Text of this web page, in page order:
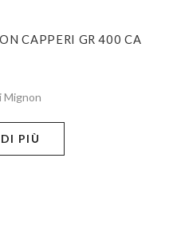
CAPPERI GR 400 CA
Mignon
PIÙ